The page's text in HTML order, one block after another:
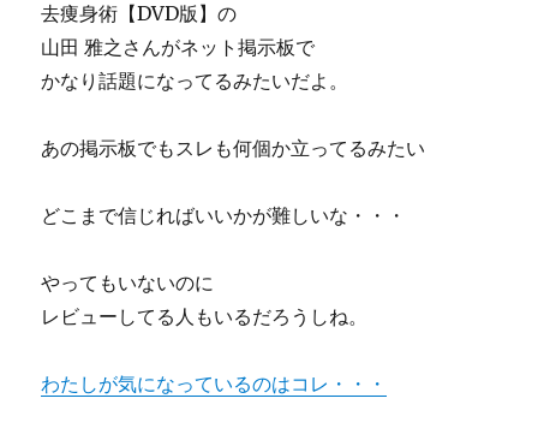
去痩身術【DVD版】の
山田 雅之さんがネット掲示板で
かなり話題になってるみたいだよ。
あの掲示板でもスレも何個か立ってるみたい
どこまで信じればいいかが難しいな・・・
やってもいないのに
レビューしてる人もいるだろうしね。
わたしが気になっているのはコレ・・・